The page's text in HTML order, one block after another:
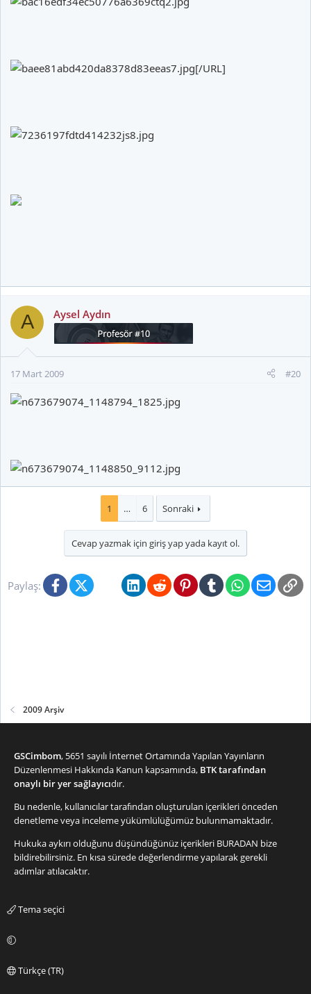
[/URL]
A Aysel Aydın
17 Mart 2009 #20
1 … 6 Sonraki
Cevap yazmak için giriş yap yada kayıt ol.
Paylaş: FacebookX (Twitter)BlueskyLinkedInRedditPinterestTumblrWhatsApp
E-posta
2009 Arşiv
GSCimbom, 5651 sayılı İnternet Ortamında Yapılan Yayınların
Düzenlenmesi Hakkında Kanun kapsamında, BTK tarafından
onaylı bir yer sağlayıcıdır.
Bu nedenle, kullanıcılar tarafından oluşturulan içerikleri önceden
denetleme veya inceleme yükümlülüğümüz bulunmamaktadır.
Hukuka aykırı olduğunu düşündüğünüz içerikleri BURADAN bize
bildirebilirsiniz. En kısa sürede değerlendirme yapılarak gerekli
adımlar atılacaktır.
Tema seçici
Türkçe (TR)